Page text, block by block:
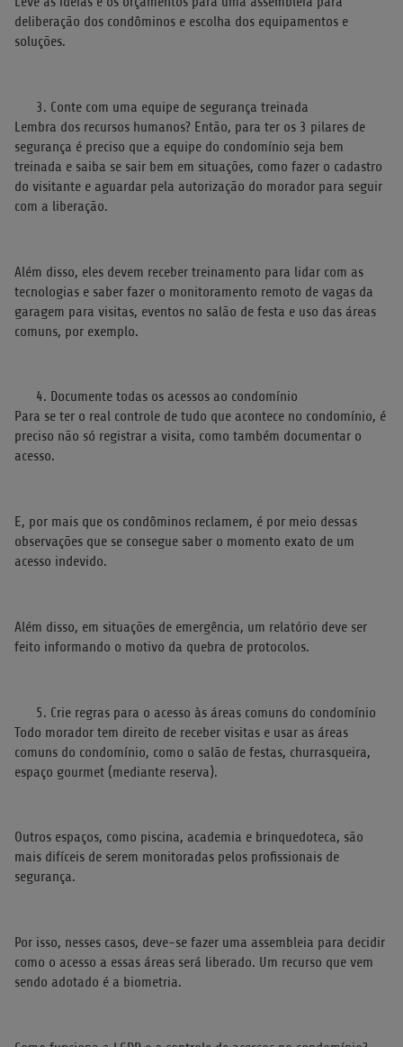
deliberação dos condôminos e escolha dos equipamentos e
soluções.
Conte com uma equipe de segurança treinada
Lembra dos recursos humanos? Então, para ter os 3 pilares de
segurança é preciso que a equipe do condomínio seja bem
treinada e saiba se sair bem em situações, como fazer o cadastro
do visitante e aguardar pela autorização do morador para seguir
com a liberação.
Além disso, eles devem receber treinamento para lidar com as
tecnologias e saber fazer o monitoramento remoto de vagas da
garagem para visitas, eventos no salão de festa e uso das áreas
comuns, por exemplo.
Documente todas os acessos ao condomínio
Para se ter o real controle de tudo que acontece no condomínio, é
preciso não só registrar a visita, como também documentar o
acesso.
E, por mais que os condôminos reclamem, é por meio dessas
observações que se consegue saber o momento exato de um
acesso indevido.
Além disso, em situações de emergência, um relatório deve ser
feito informando o motivo da quebra de protocolos.
Crie regras para o acesso às áreas comuns do condomínio
Todo morador tem direito de receber visitas e usar as áreas
comuns do condomínio, como o salão de festas, churrasqueira,
espaço gourmet (mediante reserva).
Outros espaços, como piscina, academia e brinquedoteca, são
mais difíceis de serem monitoradas pelos profissionais de
segurança.
Por isso, nesses casos, deve-se fazer uma assembleia para decidir
como o acesso a essas áreas será liberado. Um recurso que vem
sendo adotado é a biometria.